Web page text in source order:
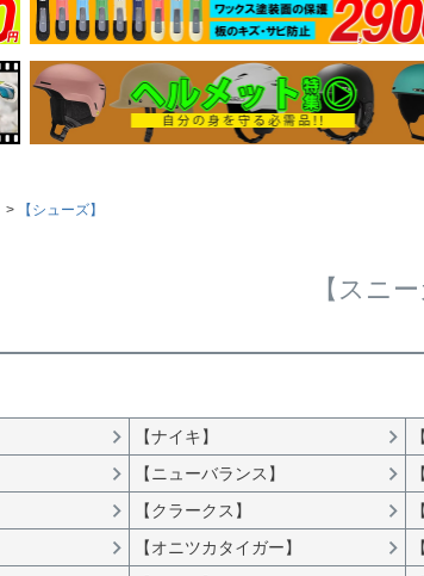
【シューズ】
【スニー
【ナイキ】
【ニューバランス】
【クラークス】
【オニツカタイガー】